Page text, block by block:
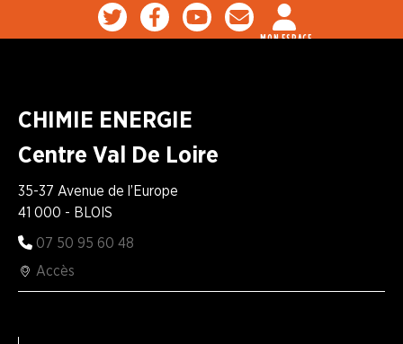
MON ESPACE
CHIMIE ENERGIE
Centre Val De Loire
35-37 Avenue de l’Europe
41 000 - BLOIS
07 50 95 60 48
Accès